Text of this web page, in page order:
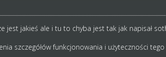
jest jakieś ale i tu to chyba jest tak jak napisał
szczegółów funkcjonowania i użyteczności tego